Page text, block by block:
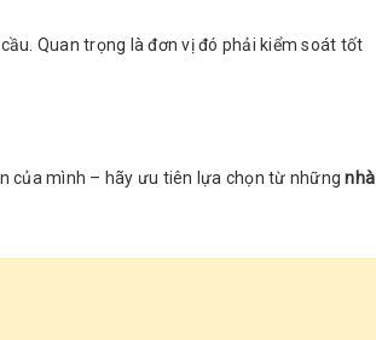
Quan trọng là đơn vị đó phải kiểm soát tốt
của mình – hãy ưu tiên lựa chọn từ nhữngnhà